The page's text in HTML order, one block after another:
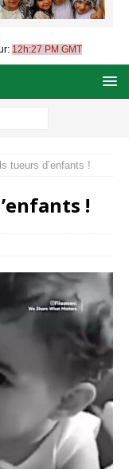
12h:27 PM GMT
tueurs d’enfants !
!